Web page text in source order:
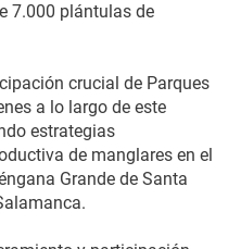
7.000 plántulas de
crucial de Parques
a lo largo de este
estrategias
de manglares en el
Grande de Santa